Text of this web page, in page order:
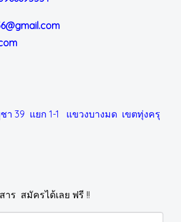
า 39 แยก 1-1 แขวงบางมด เขตทุ่งครุ
ร สมัครได้เลย ฟรี !!